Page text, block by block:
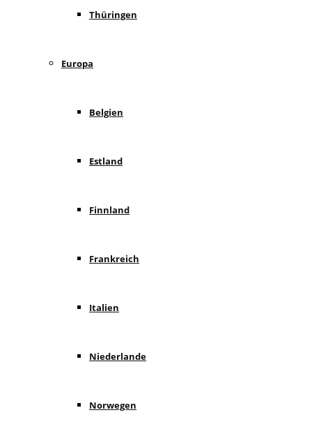
Thüringen
Europa
Belgien
Estland
Finnland
Frankreich
Italien
Niederlande
Norwegen